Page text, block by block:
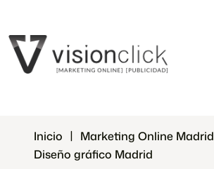
Inicio
Marketing Online Madrid
Diseño gráfico Madrid